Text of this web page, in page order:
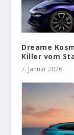
Dreame
Killer vom
7. Januar 2026